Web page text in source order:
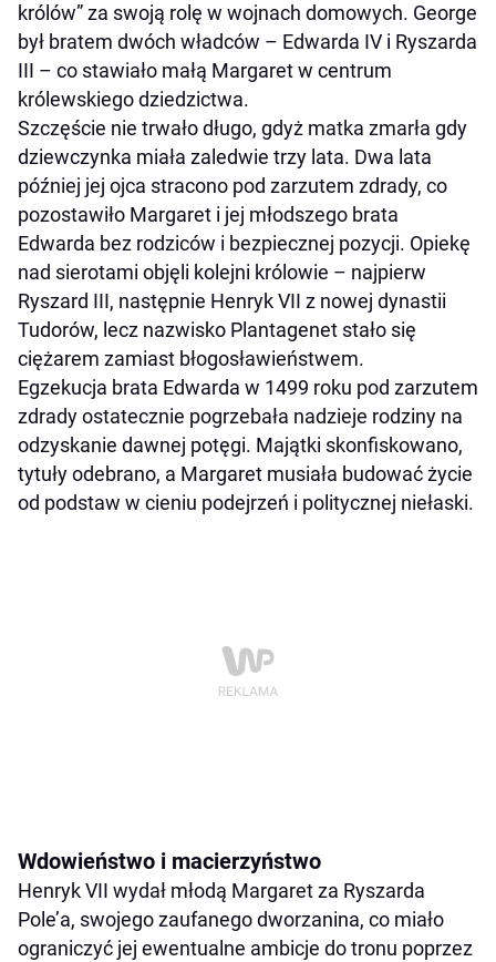
królów” za swoją rolę w wojnach domowych. George
był bratem dwóch władców – Edwarda IV i Ryszarda
III – co stawiało małą Margaret w centrum
królewskiego dziedzictwa.
Szczęście nie trwało długo, gdyż matka zmarła gdy
dziewczynka miała zaledwie trzy lata. Dwa lata
później jej ojca stracono pod zarzutem zdrady, co
pozostawiło Margaret i jej młodszego brata
Edwarda bez rodziców i bezpiecznej pozycji. Opiekę
nad sierotami objęli kolejni królowie – najpierw
Ryszard III, następnie Henryk VII z nowej dynastii
Tudorów, lecz nazwisko Plantagenet stało się
ciężarem zamiast błogosławieństwem.
Egzekucja brata Edwarda w 1499 roku pod zarzutem
zdrady ostatecznie pogrzebała nadzieje rodziny na
odzyskanie dawnej potęgi. Majątki skonfiskowano,
tytuły odebrano, a Margaret musiała budować życie
od podstaw w cieniu podejrzeń i politycznej niełaski.
Wdowieństwo i macierzyństwo
Henryk VII wydał młodą Margaret za Ryszarda
Pole’a, swojego zaufanego dworzanina, co miało
ograniczyć jej ewentualne ambicje do tronu poprzez